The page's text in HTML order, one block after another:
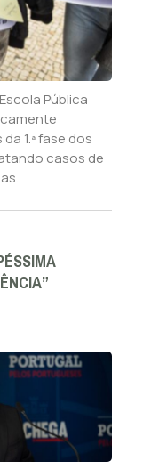
Pública
1.ª fase dos
casos de